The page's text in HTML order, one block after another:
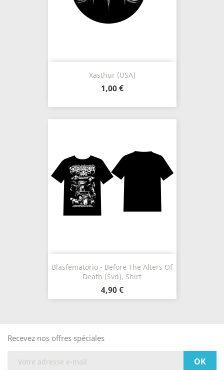
Xasthur (USA)
1,00 €
Blasfematorio - Before The Alters Of
Death (Svd), Shirt
4,90 €
Recevez nos offres spéciales